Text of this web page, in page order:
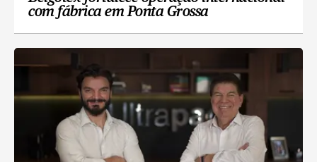
com fábrica em Ponta Grossa